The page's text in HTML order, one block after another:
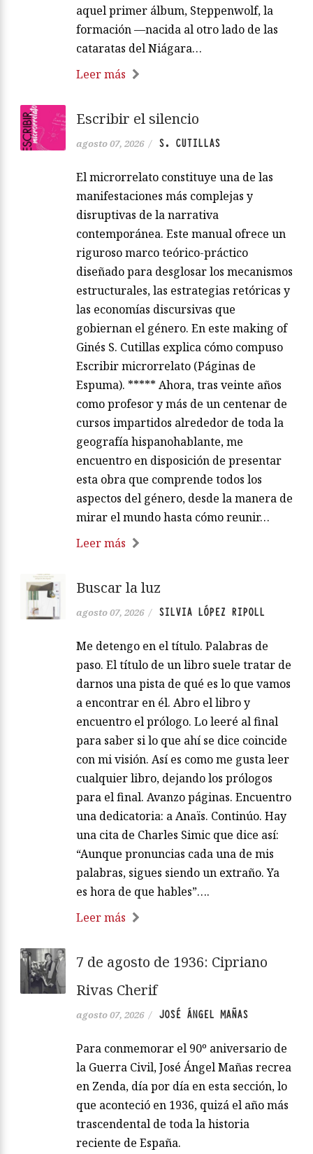
aquel primer álbum, Steppenwolf, la
formación —nacida al otro lado de las
cataratas del Niágara…
Leer más
Escribir el silencio
agosto 07, 2026 / S. CUTILLAS
El microrrelato constituye una de las
manifestaciones más complejas y
disruptivas de la narrativa
contemporánea. Este manual ofrece un
riguroso marco teórico-práctico
diseñado para desglosar los mecanismos
estructurales, las estrategias retóricas y
las economías discursivas que
gobiernan el género. En este making of
Ginés S. Cutillas explica cómo compuso
Escribir microrrelato (Páginas de
Espuma). ***** Ahora, tras veinte años
como profesor y más de un centenar de
cursos impartidos alrededor de toda la
geografía hispanohablante, me
encuentro en disposición de presentar
esta obra que comprende todos los
aspectos del género, desde la manera de
mirar el mundo hasta cómo reunir…
Leer más
Buscar la luz
agosto 07, 2026 / SILVIA LÓPEZ RIPOLL
Me detengo en el título. Palabras de
paso. El título de un libro suele tratar de
darnos una pista de qué es lo que vamos
a encontrar en él. Abro el libro y
encuentro el prólogo. Lo leeré al final
para saber si lo que ahí se dice coincide
con mi visión. Así es como me gusta leer
cualquier libro, dejando los prólogos
para el final. Avanzo páginas. Encuentro
una dedicatoria: a Anaïs. Continúo. Hay
una cita de Charles Simic que dice así:
“Aunque pronuncias cada una de mis
palabras, sigues siendo un extraño. Ya
es hora de que hables”….
Leer más
7 de agosto de 1936: Cipriano
Rivas Cherif
agosto 07, 2026 / JOSÉ ÁNGEL MAÑAS
Para conmemorar el 90º aniversario de
la Guerra Civil, José Ángel Mañas recrea
en Zenda, día por día en esta sección, lo
que aconteció en 1936, quizá el año más
trascendental de toda la historia
reciente de España.